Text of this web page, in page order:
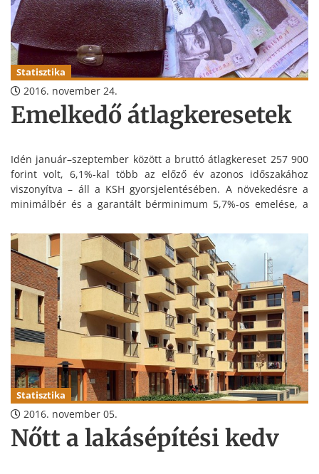
Statisztika
2016. november 24.
Emelkedő átlagkeresetek
Idén január–szeptember között a bruttó átlagkereset 257 900
forint volt, 6,1%-kal több az előző év azonos időszakához
viszonyítva – áll a KSH gyorsjelentésében. A növekedésre a
minimálbér és a garantált bérminimum 5,7%-os emelése, a
szociális területen dolgozók részére kifizetett emelt
bérkiegészítés, illetve kiegészítő pótlék is hatással volt.
Statisztika
2016. november 05.
Nőtt a lakásépítési kedv